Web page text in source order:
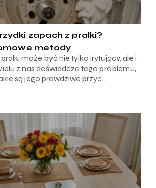
zapach z pralki?
metody
może być nie tylko irytujący, ale i
z nas doświadcza tego problemu,
są jego prawdziwe przyc...